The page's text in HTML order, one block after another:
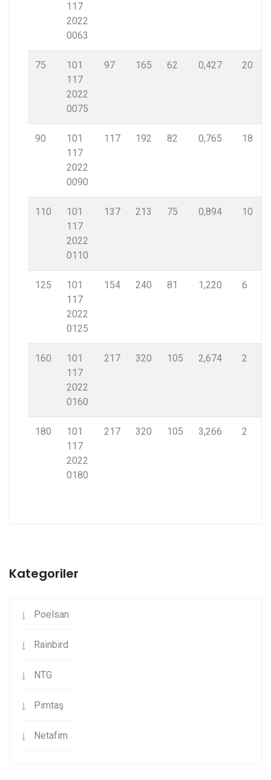
117
2022
0063
75
101
117
2022
0075
97 165 62 0,427 20
90
101
117
2022
0090
117 192 82 0,765 18
110
101
117
2022
0110
137 213 75 0,894 10
125
101
117
2022
0125
154 240 81 1,220 6
160
101
117
2022
0160
217 320 105 2,674 2
180
101
117
2022
0180
217 320 105 3,266 2
Kategoriler
Poelsan
Rainbird
NTG
Pimtaş
Netafim